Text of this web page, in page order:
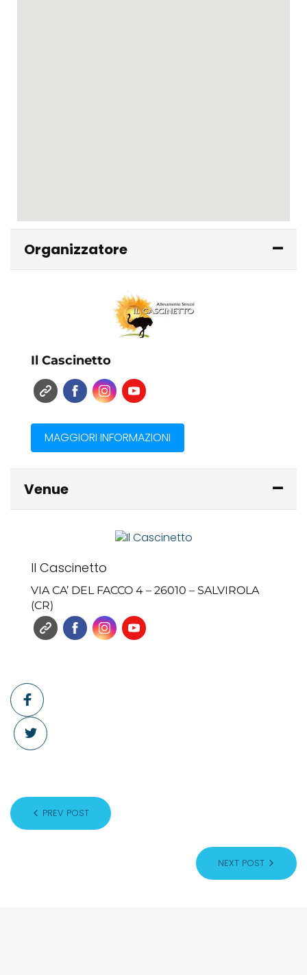
Organizzatore
Il Cascinetto
MAGGIORI INFORMAZIONI
Venue
Il Cascinetto
VIA CA’ DEL FACCO 4 – 26010 – SALVIROLA
(CR)
PREV POST
NEXT POST